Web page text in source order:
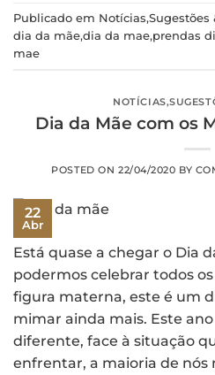
Publicado em Notícias,Sugestões
dia da mãe,dia da mae,prendas
mae
NOTÍCIAS,
Dia da Mãe com os
POSTED ON 22/04/2020 BY
22
Abr
Está quase a chegar o Dia
podermos celebrar todos
figura materna, este é um
mimar ainda mais. Este
diferente, face à situação
enfrentar, a maioria de nós